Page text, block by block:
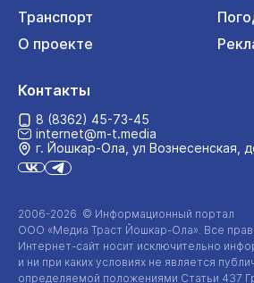
Транспорт
О проекте
2006-2026 © Информационный портал
ООО «Медиа Траст Йошкар-Ола» . Все
Интернет-сайт носит исключительно
и ни при каких условиях не является
определяемой положениями Статьи 437
Контакты
8 (8362) 45-73-45
internet@m-t.media
г. Йошкар‑Ола, ул Вознесенская,